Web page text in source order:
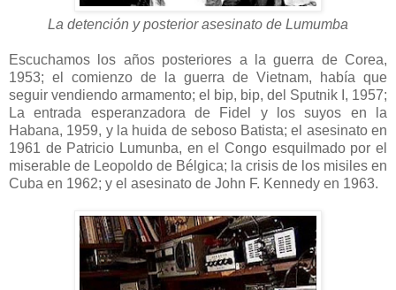
La detención y posterior asesinato de Lumumba
Escuchamos los años posteriores a la guerra de Corea,
1953; el comienzo de la guerra de Vietnam, había que
seguir vendiendo armamento; el bip, bip, del Sputnik I, 1957;
La entrada esperanzadora de Fidel y los suyos en la
Habana, 1959, y la huida de seboso Batista; el asesinato en
1961 de Patricio Lumunba, en el Congo esquilmado por el
miserable de Leopoldo de Bélgica; la crisis de los misiles en
Cuba en 1962; y el asesinato de John F. Kennedy en 1963.